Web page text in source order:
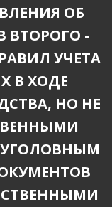
ОБ
ВТОРОГО -
УЧЕТА
В ХОДЕ
НО НЕ